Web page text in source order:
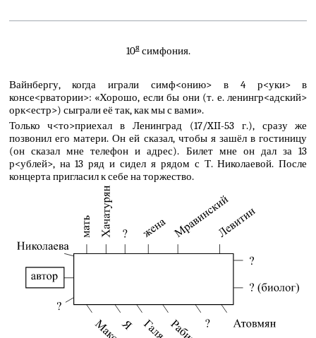
10ясимфония.
Вайнбергу, когда играли симф<онию> в 4 р<уки> в
консе<рватории>: «Хорошо, если бы они (т. е. ленингр<адский>
орк<естр>) сыграли её так, как мы с вами».
Только ч<то>приехал в Ленинград (17/XII-53 г.), сразу же
позвонил его матери. Он ей сказал, чтобы я зашёл в гостиницу
(он сказал мне телефон и адрес). Билет мне он дал за 13
р<ублей>, на 13 ряд и сидел я рядом с Т. Николаевой. После
концерта пригласил к себе на торжество.